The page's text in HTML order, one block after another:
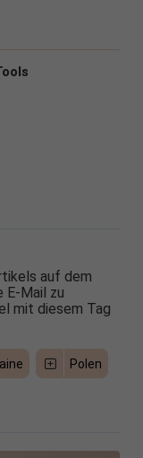
auf dem
E-Mail zu
mit diesem Tag
Polen